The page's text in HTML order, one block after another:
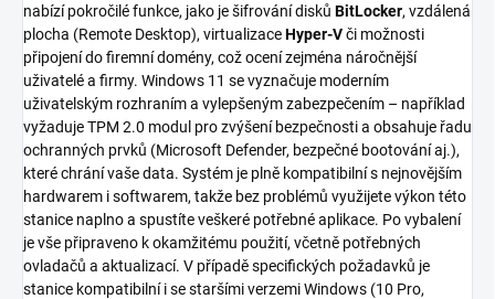
nabízí pokročilé funkce, jako je šifrování disků BitLocker, vzdálená
plocha (Remote Desktop), virtualizaceHyper-Vči možnosti
připojení do firemní domény, což ocení zejména náročnější
uživatelé a firmy. Windows 11 se vyznačuje moderním
uživatelským rozhraním a vylepšeným zabezpečením – například
vyžaduje TPM 2.0 modul pro zvýšení bezpečnosti a obsahuje řadu
ochranných prvků (Microsoft Defender, bezpečné bootování aj.),
které chrání vaše data. Systém je plně kompatibilní s nejnovějším
hardwarem i softwarem, takže bez problémů využijete výkon této
stanice naplno a spustíte veškeré potřebné aplikace. Po vybalení
je vše připraveno k okamžitému použití, včetně potřebných
ovladačů a aktualizací. V případě specifických požadavků je
stanice kompatibilní i se staršími verzemi Windows (10 Pro,